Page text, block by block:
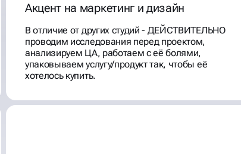
Акцент на маркетинг и дизайн
В отличие от других студий - ДЕЙСТВИТЕЛЬНО
проводим исследования перед проектом,
анализируем ЦА, работаем с её болями,
упаковываем услугу/продукт так, чтобы её
хотелось купить.